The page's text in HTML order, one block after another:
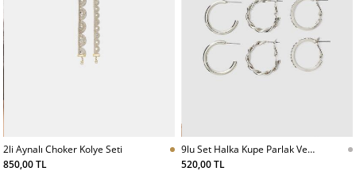
2li Aynalı Choker Kolye Seti
850,00 TL
9lu Set Halka Kupe Parlak Ve
Suni Inci
520,00 TL